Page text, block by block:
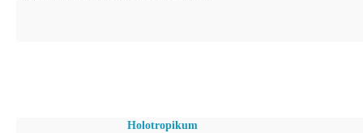
Holotropikum